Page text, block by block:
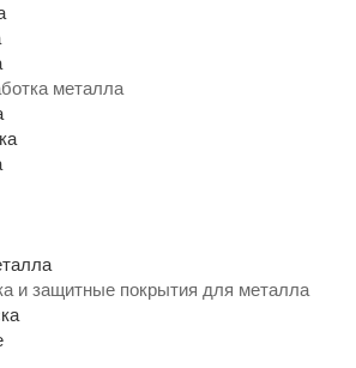
металла
и защитные покрытия для металла